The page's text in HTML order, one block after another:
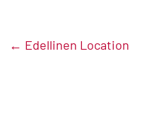
← Edellinen Location